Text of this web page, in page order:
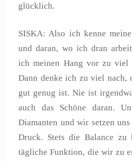
glücklich.
SISKA: Also ich kenne
und daran, wo ich dran
ich meinen Hang vor zu viel
Dann denke ich zu viel nach,
gut genug ist. Nie ist
auch das Schöne daran.
Diamanten und wir setzen
Druck. Stets die Balance zu
tägliche Funktion, die wir zu